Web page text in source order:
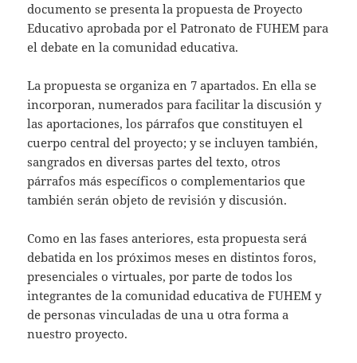
documento se presenta la propuesta de Proyecto
Educativo aprobada por el Patronato de FUHEM para
el debate en la comunidad educativa.
La propuesta se organiza en 7 apartados. En ella se
incorporan, numerados para facilitar la discusión y
las aportaciones, los párrafos que constituyen el
cuerpo central del proyecto; y se incluyen también,
sangrados en diversas partes del texto, otros
párrafos más específicos o complementarios que
también serán objeto de revisión y discusión.
Como en las fases anteriores, esta propuesta será
debatida en los próximos meses en distintos foros,
presenciales o virtuales, por parte de todos los
integrantes de la comunidad educativa de FUHEM y
de personas vinculadas de una u otra forma a
nuestro proyecto.